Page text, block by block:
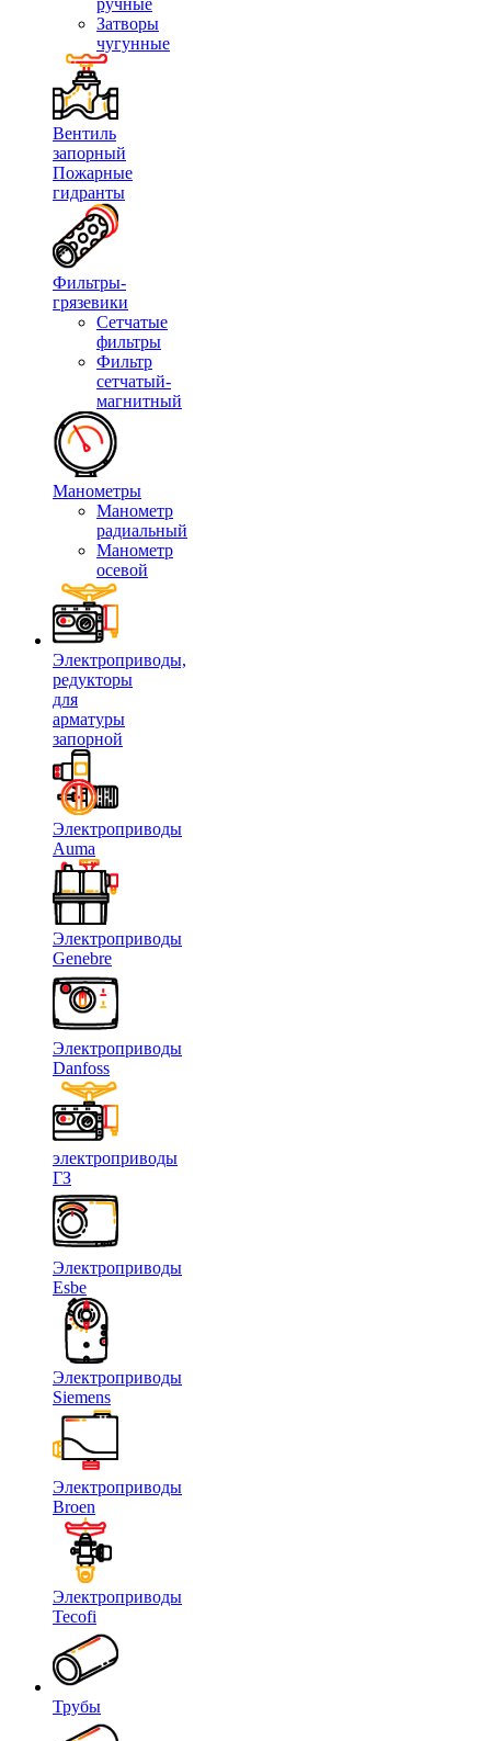
ручные
Затворы
чугунные
Вентиль
запорный
Пожарные
гидранты
Фильтры-
грязевики
Сетчатые
фильтры
Фильтр
сетчатый-
магнитный
Манометры
Манометр
радиальный
Манометр
осевой
Электроприводы,
редукторы
для
арматуры
запорной
Электроприводы
Auma
Электроприводы
Genebre
Электроприводы
Danfoss
электроприводы
ГЗ
Электроприводы
Esbe
Электроприводы
Siemens
Электроприводы
Broen
Электроприводы
Tecofi
Трубы